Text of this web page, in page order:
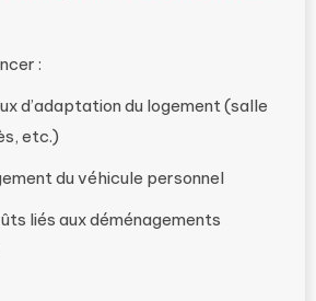
:
d’adaptation du logement (salle
etc.)
du véhicule personnel
liés aux déménagements